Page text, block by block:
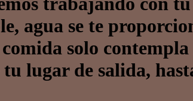
agua se te
solo
lugar de salida,